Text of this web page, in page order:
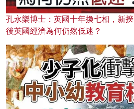
孔永樂博士：英國十年換七相，新
後英國經濟為何仍然低迷？